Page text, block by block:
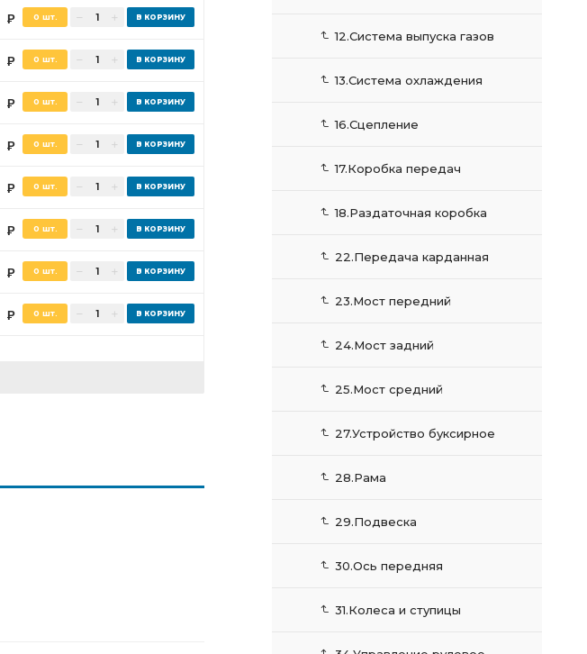
Р 0 шт.
Р 0 шт.
Р 0 шт.
Р 0 шт.
Р 0 шт.
Р 0 шт.
Р 0 шт.
Р 0 шт.
12.Система выпуска газов
13.Система охлаждения
16.Сцепление
17.Коробка передач
18.Раздаточная коробка
22.Передача карданная
23.Мост передний
24.Мост задний
25.Мост средний
27.Устройство буксирное
28.Рама
29.Подвеска
30.Ось передняя
31.Колеса и ступицы